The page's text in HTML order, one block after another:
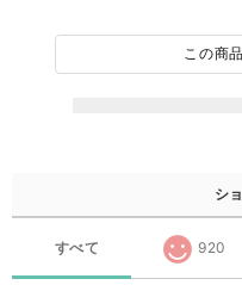
この商
シ
すべて 920